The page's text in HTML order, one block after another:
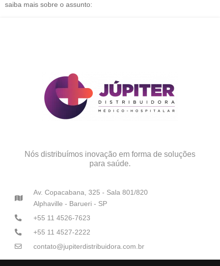
saiba mais sobre o assunto:
Nós distribuímos inovação em forma de soluções
para saúde.
Av. Copacabana, 325 - Sala 801/820
Alphaville - Barueri - SP
+55 11 4526-7623
+55 11 4527-2222
contato@jupiterdistribuidora.com.br